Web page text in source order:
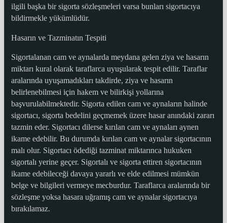
ilgili başka bir sigorta sözleşmeleri varsa bunları sigortacıya
bildirmekle yükümlüdür.
Hasarın ve Tazminatın Tespiti
Sigortalanan cam ve aynalarda meydana gelen ziya ve hasarın
miktarı kural olarak taraflarca uyuşularak tespit edilir. Taraflar
aralarında uyuşamadıkları takdirde, ziya ve hasarın
belirlenebilmesi için hakem ve bilirkişi yollarına
başvurulabilmektedir. Sigorta edilen cam ve aynaların halinde
sigortacı, sigorta bedelini geçmemek üzere hasar anındaki zararı
tazmin eder. Sigortacı dilerse kırılan cam ve aynaları aynen
ikame edebilir. Bu durumda kırılan cam ve aynalar sigortacının
malı olur. Sigortacı ödediği tazminat miktarınca hukuken
sigortalı yerine geçer. Sigortalı ve sigorta ettiren sigortacının
ikame edebileceği davaya yararlı ve elde edilmesi mümkün
belge ve bilgileri vermeye mecburdur. Taraflarca aralarında bir
sözleşme yoksa hasara uğramış cam ve aynalar sigortacıya
bırakılamaz.